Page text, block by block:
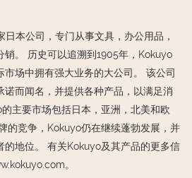
本公司，专门从事文具，办公用品，
销。 历史可以追溯到1905年，Kokuyo
市场中拥有强大业务的大公司。 该公司
诺而闻名，并提供各种产品，以满足消
主要市场包括日本，亚洲，北美和欧
的竞争，Kokuyo仍在继续蓬勃发展，并
的地位。 有关Kokuyo及其产品的更多信
。